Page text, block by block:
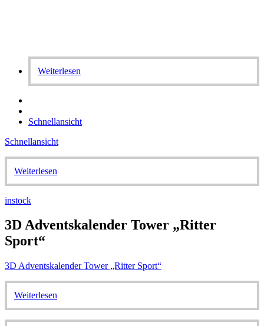
Weiterlesen
Schnellansicht
Schnellansicht
Weiterlesen
instock
3D Adventskalender Tower „Ritter
Sport“
3D Adventskalender Tower „Ritter Sport“
Weiterlesen